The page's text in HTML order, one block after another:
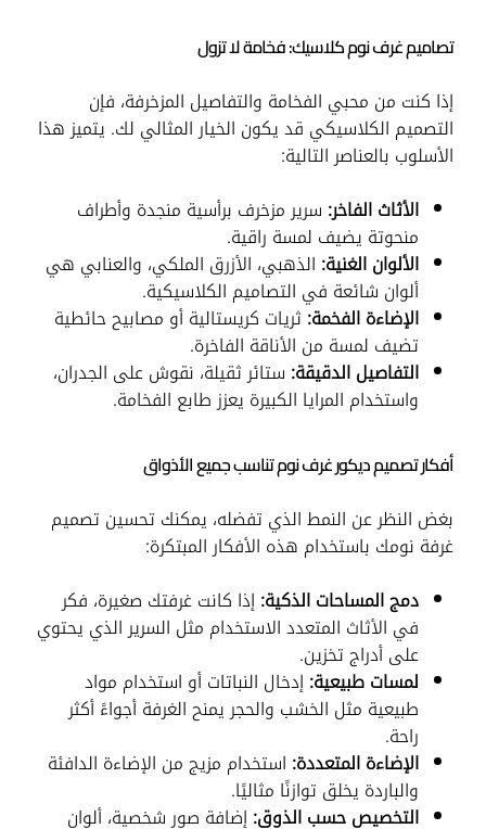
تصاميم غرف نوم كلاسيك: فخامة لا تزول
إذا كنت من محبي الفخامة والتفاصيل المزخرفة، فإن
التصميم الكلاسيكي قد يكون الخيار المثالي لك. يتميز هذا
الأسلوب بالعناصر التالية:
الأثاث الفاخر: سرير مزخرف برأسية منجدة وأطراف
منحوتة يضيف لمسة راقية.
الألوان الغنية: الذهبي، الأزرق الملكي، والعنابي هي
ألوان شائعة في التصاميم الكلاسيكية.
الإضاءة الفخمة: ثريات كريستالية أو مصابيح حائطية
تضيف لمسة من الأناقة الفاخرة.
التفاصيل الدقيقة: ستائر ثقيلة، نقوش على الجدران،
واستخدام المرايا الكبيرة يعزز طابع الفخامة.
أفكار تصميم ديكور غرف نوم تناسب جميع الأذواق
بغض النظر عن النمط الذي تفضله، يمكنك تحسين تصميم
غرفة نومك باستخدام هذه الأفكار المبتكرة:
دمج المساحات الذكية: إذا كانت غرفتك صغيرة، فكر
في الأثاث المتعدد الاستخدام مثل السرير الذي يحتوي
على أدراج تخزين.
لمسات طبيعية: إدخال النباتات أو استخدام مواد
طبيعية مثل الخشب والحجر يمنح الغرفة أجواءً أكثر
راحة.
الإضاءة المتعددة: استخدام مزيج من الإضاءة الدافئة
والباردة يخلق توازنًا مثاليًا.
التخصيص حسب الذوق: إضافة صور شخصية، ألوان